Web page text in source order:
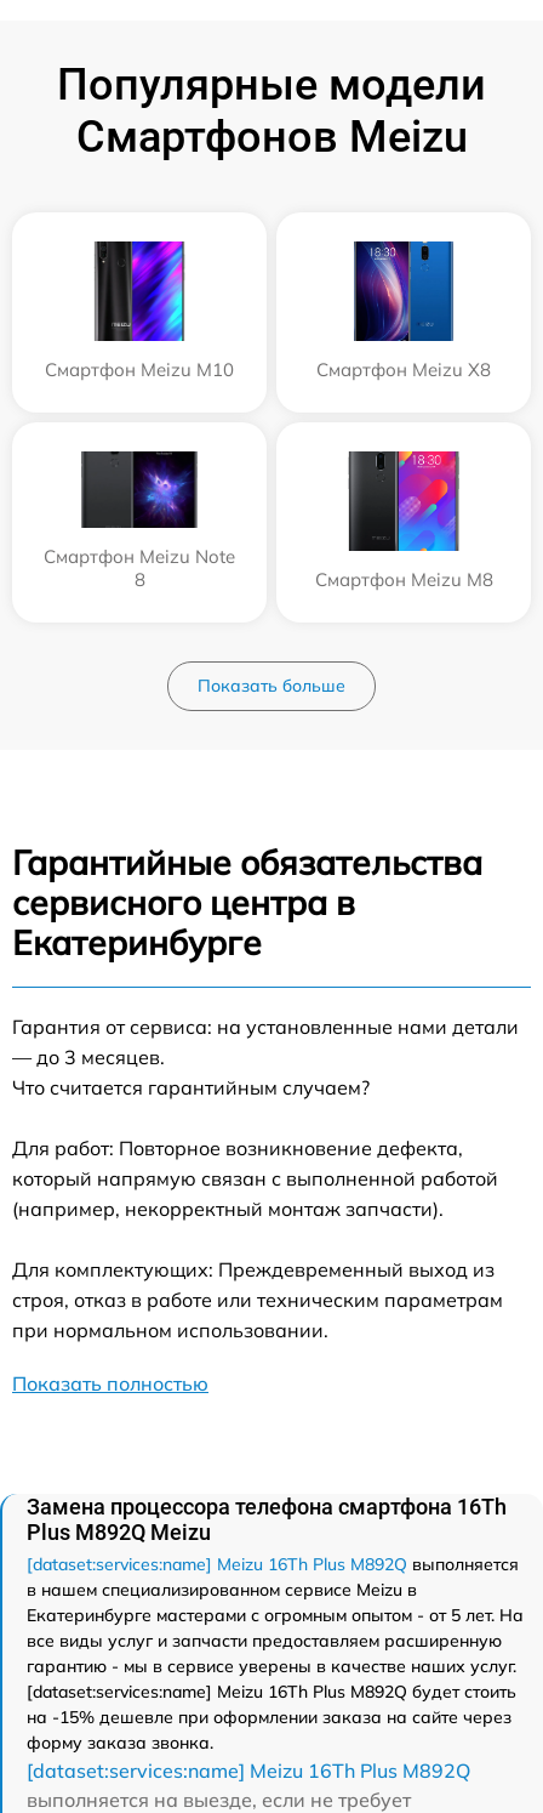
Популярные модели
Смартфонов Meizu
Смартфон Meizu M10 Смартфон Meizu X8
Смартфон Meizu Note
8
Смартфон Meizu M8
Показать больше
Гарантийные обязательства
сервисного центра в
Екатеринбурге
Гарантия от сервиса: на установленные нами детали
— до 3 месяцев.
Что считается гарантийным случаем?
Для работ: Повторное возникновение дефекта,
который напрямую связан с выполненной работой
(например, некорректный монтаж запчасти).
Для комплектующих: Преждевременный выход из
строя, отказ в работе или техническим параметрам
при нормальном использовании.
Показать полностью
Замена процессора телефона смартфона 16Th
Plus M892Q Meizu
[dataset:services:name] Meizu 16Th Plus M892Q выполняется
в нашем специализированном сервисе Meizu в
Екатеринбурге мастерами с огромным опытом - от 5 лет. На
все виды услуг и запчасти предоставляем расширенную
гарантию - мы в сервисе уверены в качестве наших услуг.
[dataset:services:name] Meizu 16Th Plus M892Q будет стоить
на -15% дешевле при оформлении заказа на сайте через
форму заказа звонка.
[dataset:services:name] Meizu 16Th Plus M892Q
выполняется на выезде, если не требует